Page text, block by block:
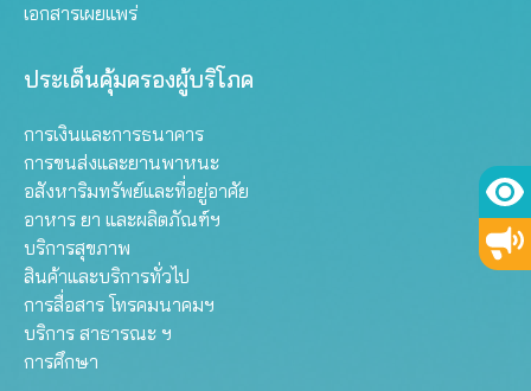
เอกสารเผยแพร่
ประเด็นคุ้มครองผู้บริโภค
การเงินและการธนาคาร
การขนส่งและยานพาหนะ
อสังหาริมทรัพย์และที่อยู่อาศัย
อาหาร ยา และผลิตภัณฑ์ฯ
บริการสุขภาพ
สินค้าและบริการทั่วไป
การสื่อสาร โทรคมนาคมฯ
บริการ สาธารณะ ฯ
การศึกษา